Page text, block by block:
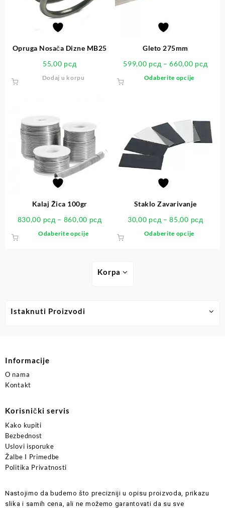
Korpa
Opruga Nosača Dizne MB25
55,00 рсд
Dodaj u korpu
Gleto 275mm
599,00 рсд – 660,00 рсд
Odaberite opcije
Kalaj Žica 100gr
830,00 рсд – 860,00 рсд
Odaberite opcije
Staklo Zavarivanje
30,00 рсд – 85,00 рсд
Odaberite opcije
Istaknuti Proizvodi
Informacije
O nama
Kontakt
Korisnički servis
Kako kupiti
Bezbednost
Uslovi isporuke
Žalbe I Primedbe
Politika Privatnosti
Nastojimo da budemo što precizniji u opisu proizvoda, prikazu
slika i samih cena, ali ne možemo garantovati da su sve